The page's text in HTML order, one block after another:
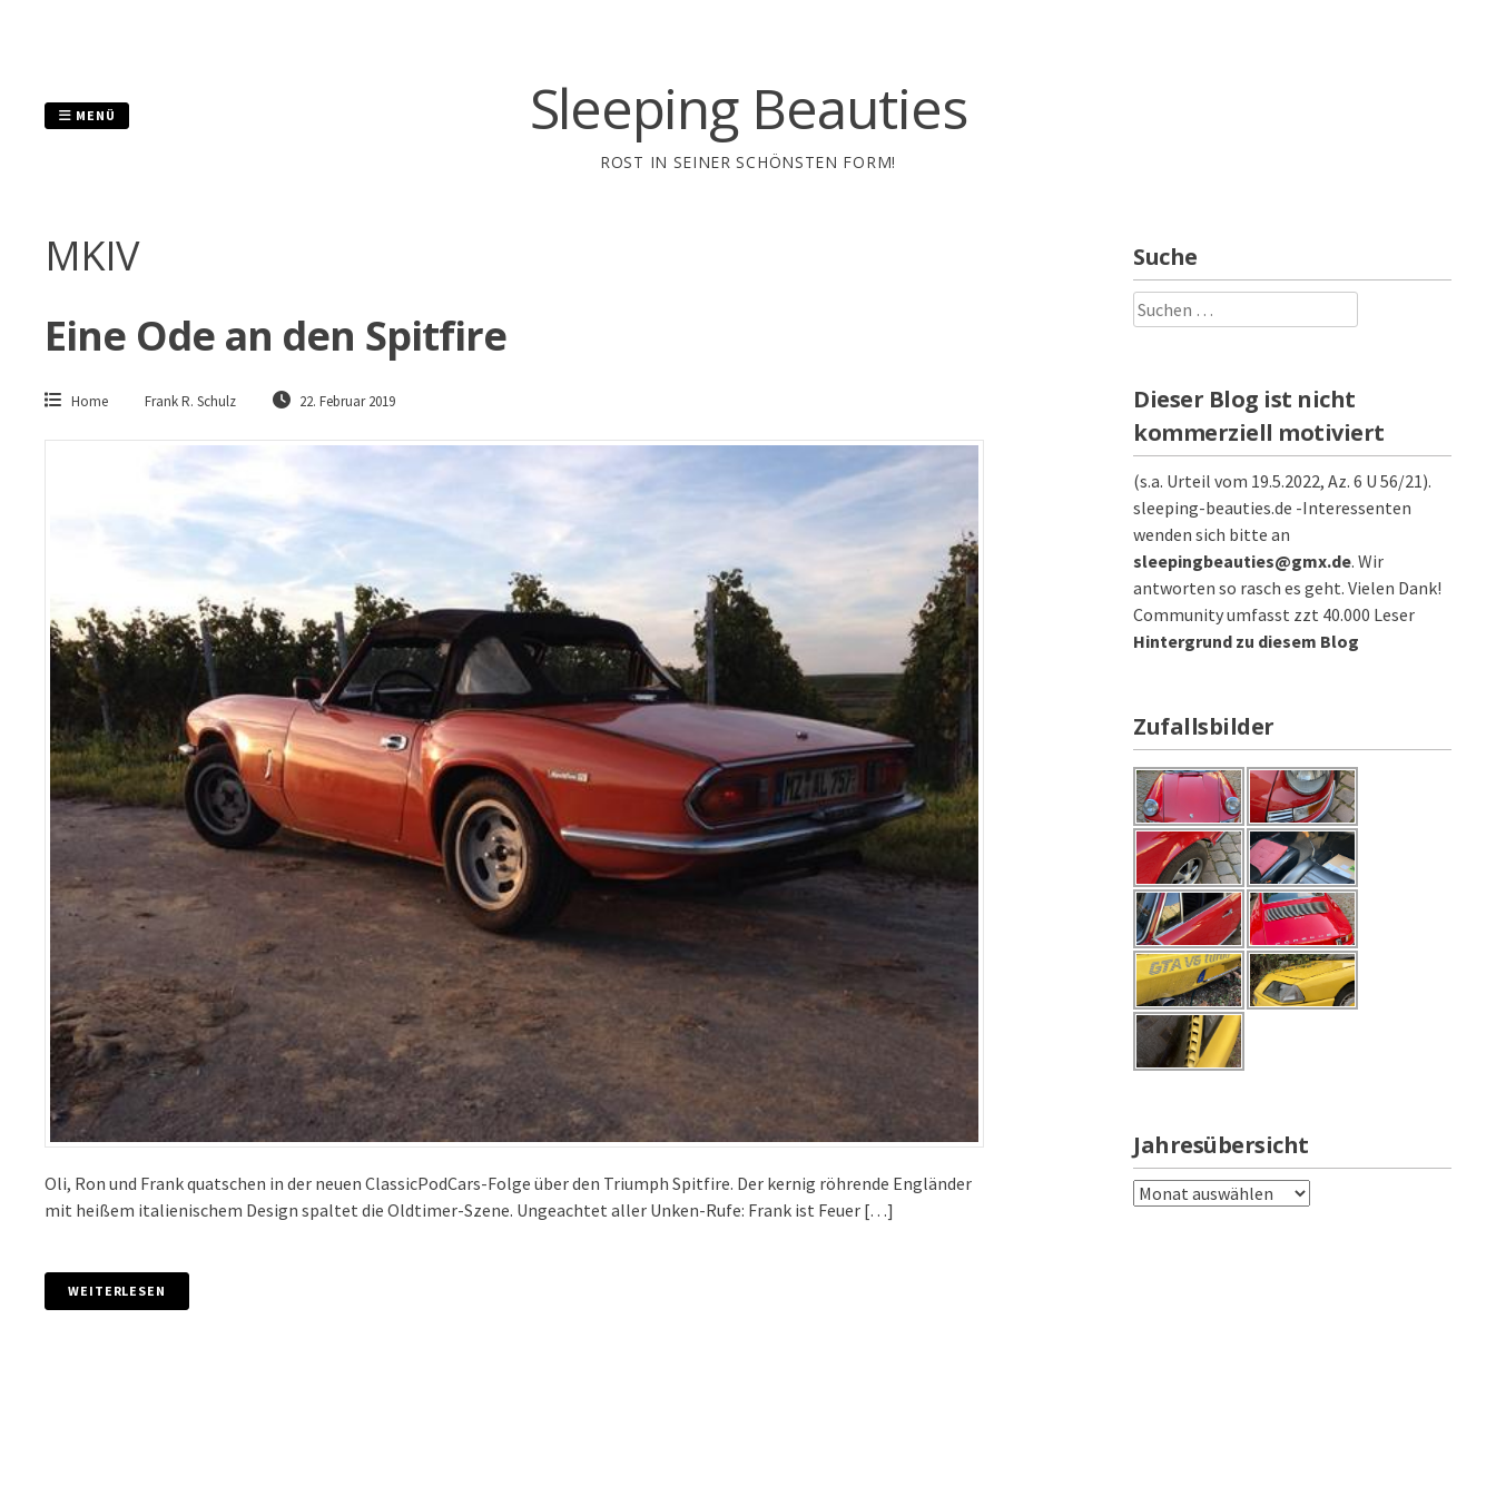
Sleeping Beauties
ROST IN SEINER SCHÖNSTEN FORM!
MENÜ
MKIV
Eine Ode an den Spitfire
Home Frank R. Schulz 22. Februar 2019
Oli, Ron und Frank quatschen in der neuen ClassicPodCars-Folge über den Triumph Spitfire. Der kernig röhrende Engländer
mit heißem italienischem Design spaltet die Oldtimer-Szene. Ungeachtet aller Unken-Rufe: Frank ist Feuer […]
WEITERLESEN
Suche
Suchen
nach:
Dieser Blog ist nicht
kommerziell motiviert
(s.a. Urteil vom 19.5.2022, Az. 6 U 56/21).
sleeping-beauties.de -Interessenten
wenden sich bitte an
sleepingbeauties@gmx.de. Wir
antworten so rasch es geht. Vielen Dank!
Community umfasst zzt 40.000 Leser
Hintergrund zu diesem Blog
Zufallsbilder
Jahresübersicht
Jahresübersicht